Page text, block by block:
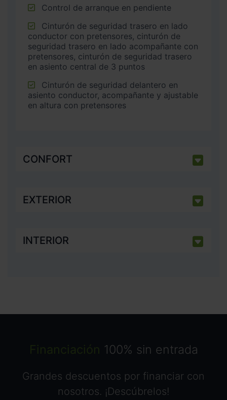
Control de arranque en pendiente
conductor con pretensores, cinturón de
seguridad trasero en lado acompañante con
pretensores, cinturón de seguridad trasero
en asiento central de 3 puntos
asiento conductor, acompañante y ajustable
en altura con pretensores
CONFORT
EXTERIOR
INTERIOR
Financiación 100% sin entrada
Grandes descuentos por financiar con
nosotros. ¡Descúbrelos!